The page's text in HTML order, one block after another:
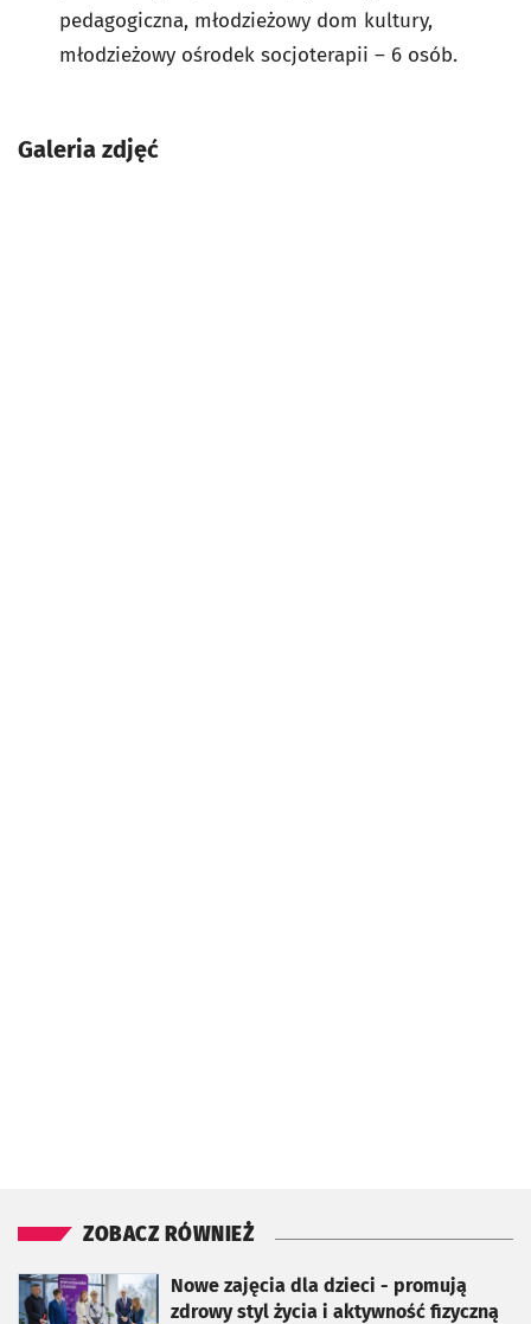
pedagogiczna, młodzieżowy dom kultury,
młodzieżowy ośrodek socjoterapii – 6 osób.
Galeria zdjęć
ZOBACZ RÓWNIEŻ
Nowe zajęcia dla dzieci - promują
zdrowy styl życia i aktywność fizyczną
otworzy się w nowej karcie